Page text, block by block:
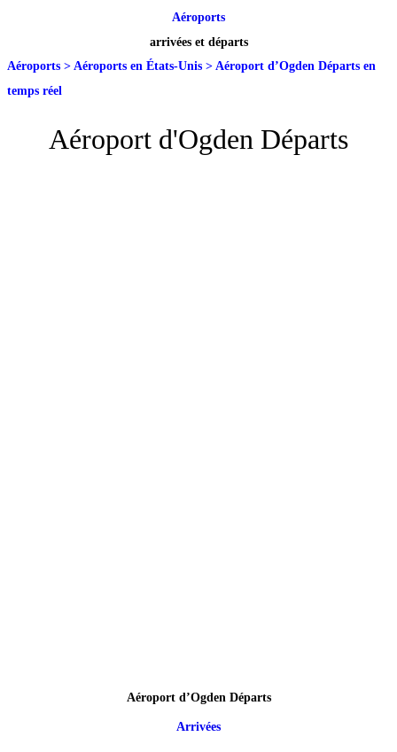
Aéroports
arrivées et départs
Aéroports > Aéroports en États-Unis > Aéroport d’Ogden Départs en
temps réel
Aéroport d'Ogden Départs
Aéroport d’Ogden Départs
Arrivées